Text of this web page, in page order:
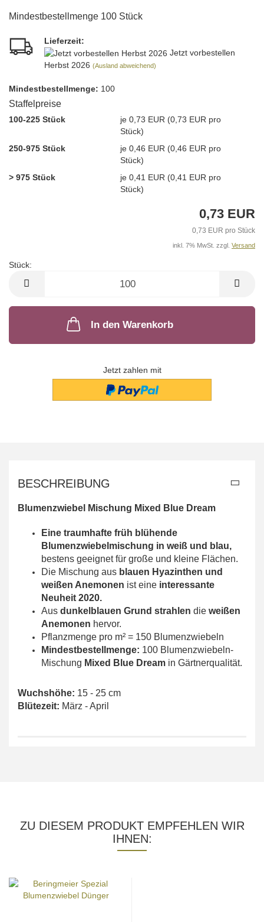
Mindestbestellmenge 100 Stück
Lieferzeit:
Jetzt vorbestellen
Herbst 2026 (Ausland abweichend)
Mindest­bestellmenge: 100
Staffelpreise
100-225 Stück
je 0,73 EUR (0,73 EUR pro
Stück)
250-975 Stück
je 0,46 EUR (0,46 EUR pro
Stück)
> 975 Stück
je 0,41 EUR (0,41 EUR pro
Stück)
0,73 EUR
0,73 EUR pro Stück
inkl. 7% MwSt. zzgl. Versand
Stück:
In den Warenkorb
Jetzt zahlen mit
BESCHREIBUNG
Blumenzwiebel Mischung Mixed Blue Dream
Eine traumhafte früh blühende
Blumenzwiebelmischung in weiß und blau,
bestens geeignet für große und kleine Flächen.
Die Mischung aus blauen Hyazinthen und
weißen Anemonen ist eine interessante
Neuheit 2020.
Aus dunkelblauen Grund strahlen die weißen
Anemonen hervor.
Pflanzmenge pro m² = 150 Blumenzwiebeln
Mindestbestellmenge: 100 Blumenzwiebeln-
Mischung Mixed Blue Dream in Gärtnerqualität.
Wuchshöhe: 15 - 25 cm
Blütezeit: März - April
ZU DIESEM PRODUKT EMPFEHLEN WIR
IHNEN: